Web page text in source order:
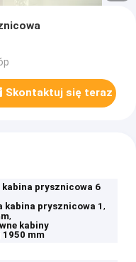
Skontaktuj się teraz
kabina prysznicowa 6
kabina prysznicowa 1,
,
kabiny
mm